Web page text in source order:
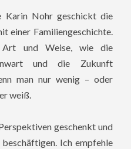
Karin Nohr geschickt die
einer Familiengeschichte.
Art und Weise, wie die
und die Zukunft
man nur wenig – oder
weiß.
geschenkt und
Ich empfehle